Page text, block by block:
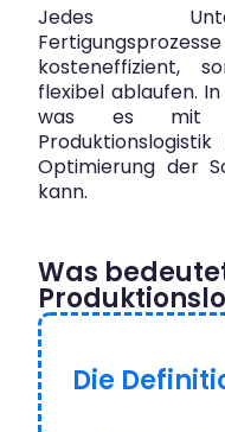
Jedes
kosteneffizient,
flexibel ablaufen.
was es mit
Optimierung der
kann.
Was
Die